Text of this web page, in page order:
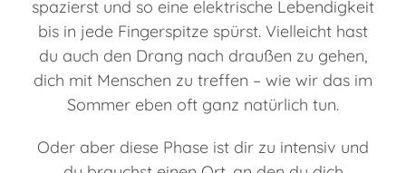
spazierst und so eine elektrische Lebendigkeit
bis in jede Fingerspitze spürst. Vielleicht hast
du auch den Drang nach draußen zu gehen,
dich mit Menschen zu treffen – wie wir das im
Sommer eben oft ganz natürlich tun.
Oder aber diese Phase ist dir zu intensiv und